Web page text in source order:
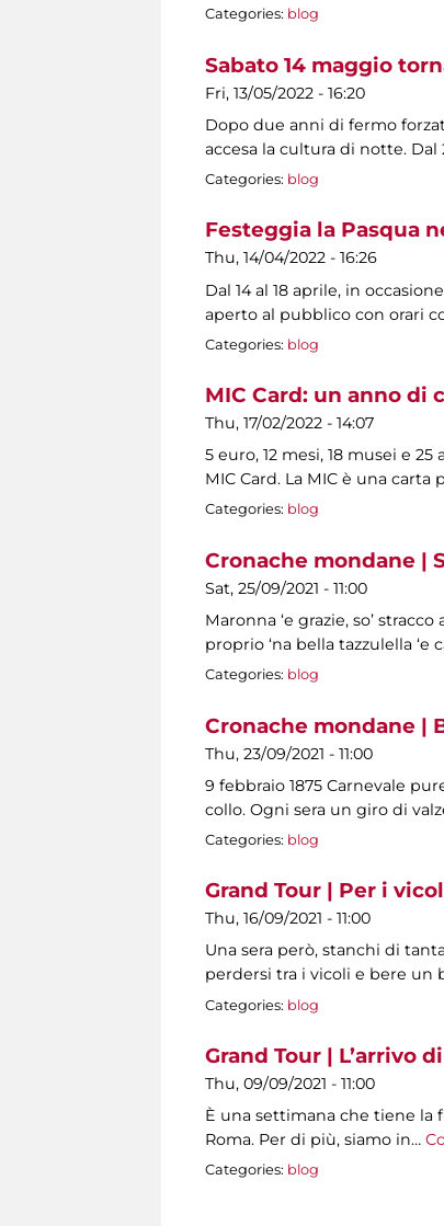
Categories: blog
Sabato 14 maggio
Fri, 13/05/2022 - 16:20
Dopo due anni di fermo
accesa la cultura di notte.
Categories: blog
Festeggia la Pasqua
Thu, 14/04/2022 - 16:26
Dal 14 al 18 aprile, in
aperto al pubblico con orari
Categories: blog
MIC Card: un anno di
Thu, 17/02/2022 - 14:07
5 euro, 12 mesi, 18 musei e
MIC Card. La MIC è una carta
Categories: blog
Cronache mondane |
Sat, 25/09/2021 - 11:00
Maronna ‘e grazie, so’
proprio ‘na bella tazzulella ‘e
Categories: blog
Cronache mondane |
Thu, 23/09/2021 - 11:00
9 febbraio 1875 Carnevale
collo. Ogni sera un giro di
Categories: blog
Grand Tour | Per i
Thu, 16/09/2021 - 11:00
Una sera però, stanchi di
perdersi tra i vicoli e bere un
Categories: blog
Grand Tour | L’arrivo
Thu, 09/09/2021 - 11:00
È una settimana che tiene la
Roma. Per di più, siamo in…
Categories: blog